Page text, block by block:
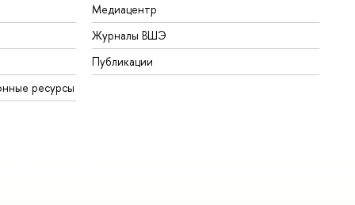
ресурсы
Медиацентр
Журналы ВШЭ
Публикации